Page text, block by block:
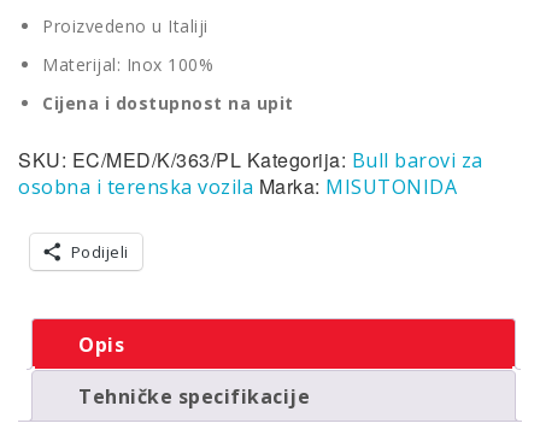
Proizvedeno u Italiji
Materijal: Inox 100%
Cijena i dostupnost na upit
SKU: EC/MED/K/363/PL Kategorija: Bull barovi za
osobna i terenska vozila Marka: MISUTONIDA
Podijeli
Opis
Tehničke specifikacije